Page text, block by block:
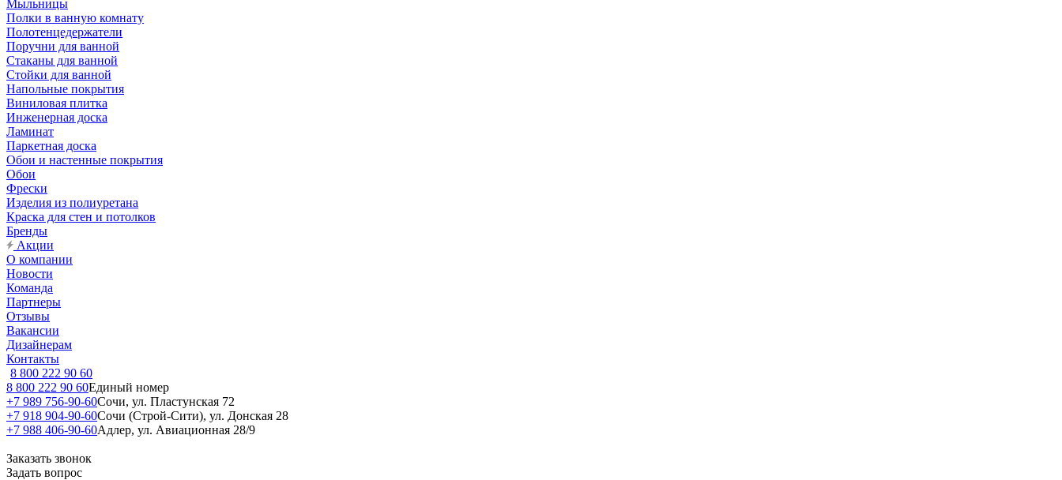
Мыльницы
Полки в ванную комнату
Полотенцедержатели
Поручни для ванной
Стаканы для ванной
Стойки для ванной
Напольные покрытия
Виниловая плитка
Инженерная доска
Ламинат
Паркетная доска
Обои и настенные покрытия
Обои
Фрески
Изделия из полиуретана
Краска для стен и потолков
Бренды
Акции
О компании
Новости
Команда
Партнеры
Отзывы
Вакансии
Дизайнерам
Контакты
8 800 222 90 60
8 800 222 90 60Единый номер
+7 989 756-90-60Сочи, ул. Пластунская 72
+7 918 904-90-60Сочи (Строй-Сити), ул. Донская 28
+7 988 406-90-60Адлер, ул. Авиационная 28/9
Заказать звонок
Задать вопрос